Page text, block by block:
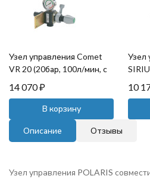
Узел управления Comet
VR 20 (20бар, 100л/мин, с
манометром)
14 070₽
В корзину
Узел
10
Описание Отзывы
Узел управления POLARIS